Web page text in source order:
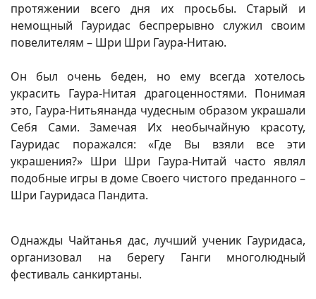
протяжении всего дня их просьбы. Старый и
немощный Гауридас беспрерывно служил своим
повелителям – Шри Шри Гаура-Нитаю.
Он был очень беден, но ему всегда хотелось
украсить Гаура-Нитая драгоценностями. Понимая
это, Гаура-Нитьянанда чудесным образом украшали
Себя Сами. Замечая Их необычайную красоту,
Гауридас поражался: «Где Вы взяли все эти
украшения?» Шри Шри Гаура-Нитай часто являл
подобные игры в доме Своего чистого преданного –
Шри Гауридаса Пандита.
Однажды Чайтанья дас, лучший ученик Гауридаса,
организовал на берегу Ганги многолюдный
фестиваль санкиртаны.